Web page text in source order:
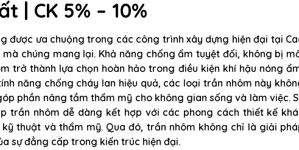
| CK 5% – 10%
được ưa chuộng trong các công trình xây dựng hiện đại tại
chúng mang lại. Khả năng chống ẩm tuyệt đối, không bị
trở thành lựa chọn hoàn hảo trong điều kiện khí hậu nóng
năng chống cháy lan hiệu quả, các loại trần nhôm này
phần nâng tầm thẩm mỹ cho không gian sống và làm việc.
trần nhôm dễ dàng kết hợp với các phong cách thiết kế
thuật và thẩm mỹ. Qua đó, trần nhôm không chỉ là giải
sự đẳng cấp trong kiến trúc hiện đại.